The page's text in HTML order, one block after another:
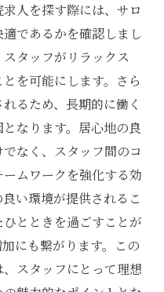
人を探す際には、サロ
であるかを確認しまし
タッフがリラックス
を可能にします。さら
るため、長期的に働く
なります。居心地の良
なく、スタッフ間のコ
ムワークを強化する効
い環境が提供されるこ
とときを過ごすことが
にも繋がります。この
スタッフにとって理想